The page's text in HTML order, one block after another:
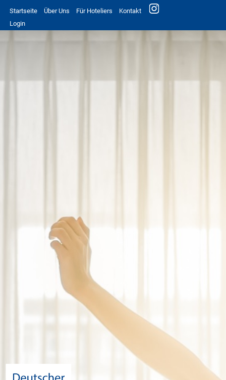
Startseite Über Uns Für Hoteliers
Kontakt
Login